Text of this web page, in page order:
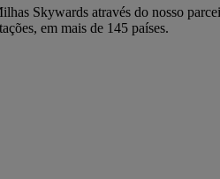
Skywards através do nosso
em mais de 145 países.